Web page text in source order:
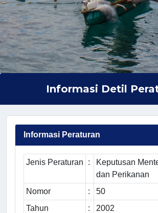
Informasi Detil
Informasi Peraturan
Jenis Peraturan :
Keputusan
dan Perikanan
Nomor
:
50
Tahun
:
2002